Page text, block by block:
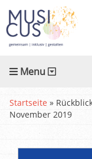
Menu
Startseite »
November 2019